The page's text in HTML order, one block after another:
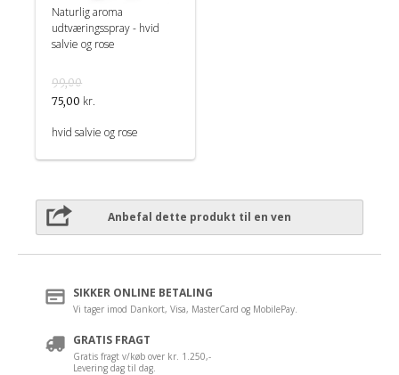
Naturlig aroma
udtværingsspray - hvid
salvie og rose
99,00
75,00 kr.
hvid salvie og rose
Anbefal dette produkt til en ven
SIKKER ONLINE BETALING
Vi tager imod Dankort, Visa, MasterCard og MobilePay.
GRATIS FRAGT
Gratis fragt v/køb over kr. 1.250,-
Levering dag til dag.